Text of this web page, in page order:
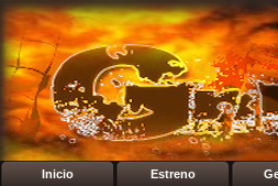
Inicio Estreno